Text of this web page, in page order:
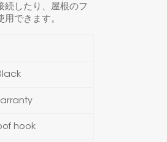
続したり、屋根のフ
できます。
hook